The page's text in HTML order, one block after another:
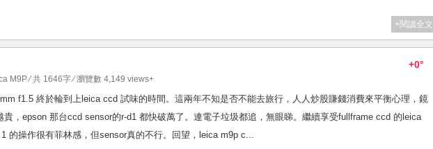
+閱讀全文
+0°
M9P⁄ 共 1646字 ⁄ 瀏覽數 4,149 views+
f1.5 終於輪到上leica ccd 試味的時間。這兩年不知是否不能去旅行，人人炒股賺錢消費來平衡心理，鏡
貴，epson 那台ccd sensor的r-d1 都快破萬了。連電子垃圾都追，無眼睇。繼續享受fullframe ccd 的leica
的操作很有菲林感，但sensor真的不行。回望，leica m9p c...